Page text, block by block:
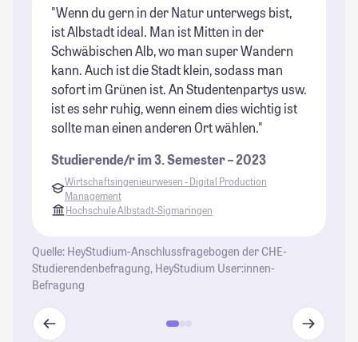
"Wenn du gern in der Natur unterwegs bist,
ist Albstadt ideal. Man ist Mitten in der
Schwäbischen Alb, wo man super Wandern
kann. Auch ist die Stadt klein, sodass man
sofort im Grünen ist. An Studentenpartys usw.
ist es sehr ruhig, wenn einem dies wichtig ist
sollte man einen anderen Ort wählen."
Studierende/r im 3. Semester – 2023
Wirtschaftsingenieurwesen - Digital Production
Management
Hochschule Albstadt-Sigmaringen
Quelle: HeyStudium-Anschlussfragebogen der CHE-
Studierendenbefragung, HeyStudium User:innen-
Befragung